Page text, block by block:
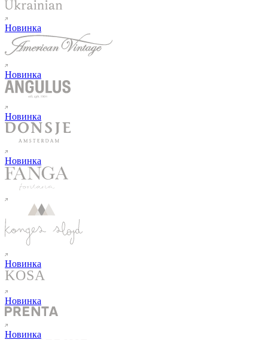
Новинка
Новинка
Новинка
Новинка
Новинка
Новинка
Новинка